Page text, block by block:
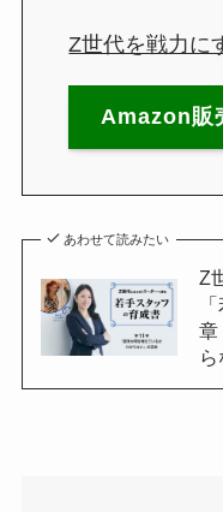
Z世代を戦力に
Amazon販
あわせて読みたい
Z
章
ら